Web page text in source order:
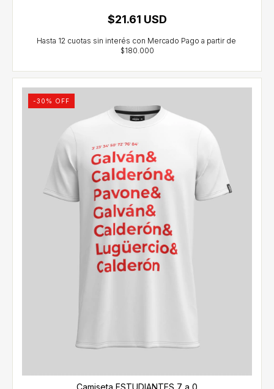
$21.61 USD
-30 % OFF
Camiseta ESTUDIANTES 7 a 0